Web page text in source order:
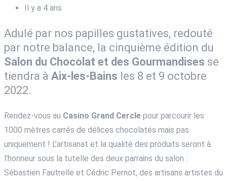
Il y a 4 ans
Adulé par nos papilles gustatives, redouté
par notre balance, la cinquième édition du
Salon du Chocolat et des Gourmandises se
tiendra à Aix-les-Bains les 8 et 9 octobre
2022.
Rendez-vous au Casino Grand Cercle pour parcourir les
1000 mètres carrés de délices chocolatés mais pas
uniquement ! L’artisanat et la qualité des produits seront à
l’honneur sous la tutelle des deux parrains du salon :
Sébastien Fautrelle et Cédric Pernot, des artisans artistes du